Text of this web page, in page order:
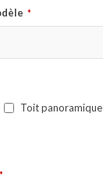
*
Toit panoramique
*